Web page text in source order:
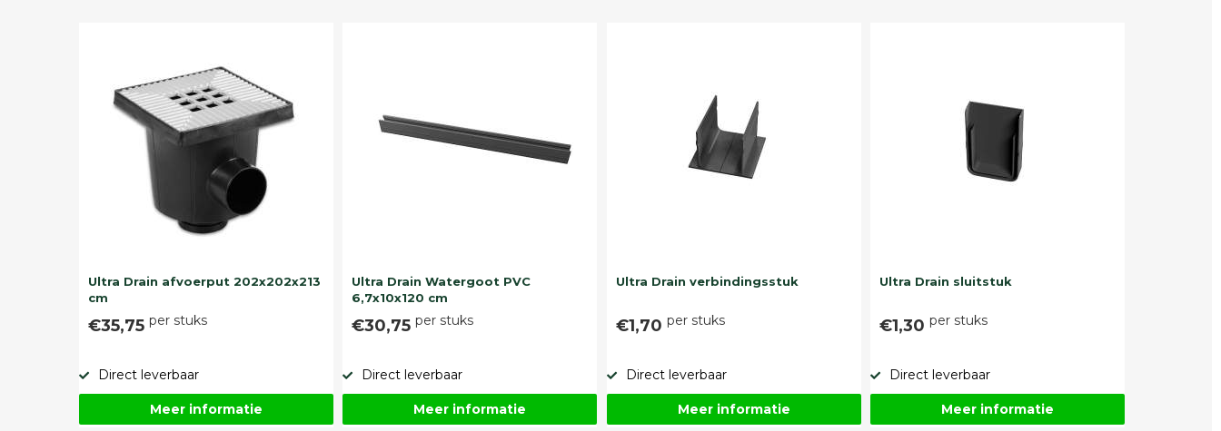
Ultra Drain afvoerput 202x202x213
cm
€35,75 per stuks
Direct leverbaar
Meer informatie
Ultra Drain Watergoot PVC
6,7x10x120 cm
€30,75per stuks
Direct leverbaar
Meer informatie
Ultra Drain verbindingsstuk
€1,70 per stuks
Direct leverbaar
Meer informatie
Ultra Drain sluitstuk
€1,30 per stuks
Direct leverbaar
Meer informatie